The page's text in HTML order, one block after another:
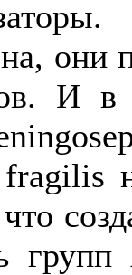
они
И в